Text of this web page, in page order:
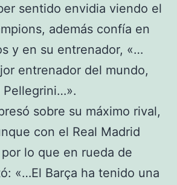
sentido envidia viendo el
además confía en
y en su entrenador, «…
entrenador del mundo,
Pellegrini…».
sobre su máximo rival,
con el Real Madrid
lo que en rueda de
«…El Barça ha tenido una